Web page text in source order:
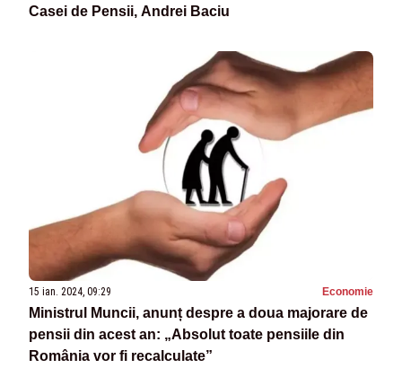
Casei de Pensii, Andrei Baciu
15 ian. 2024, 09:29 Economie
Ministrul Muncii, anunț despre a doua majorare de
pensii din acest an: „Absolut toate pensiile din
România vor fi recalculate”